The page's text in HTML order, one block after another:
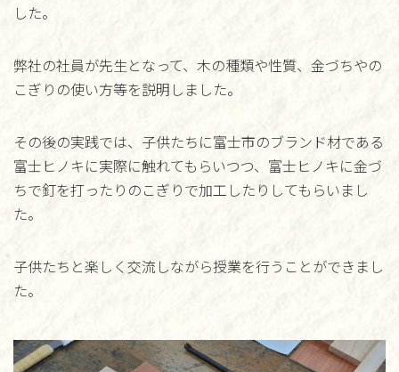
した。
弊社の社員が先生となって、木の種類や性質、金づちやの
こぎりの使い方等を説明しました。
その後の実践では、子供たちに富士市のブランド材である
富士ヒノキに実際に触れてもらいつつ、富士ヒノキに金づ
ちで釘を打ったりのこぎりで加工したりしてもらいまし
た。
子供たちと楽しく交流しながら授業を行うことができまし
た。